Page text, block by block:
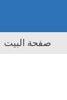
صفحة البيت